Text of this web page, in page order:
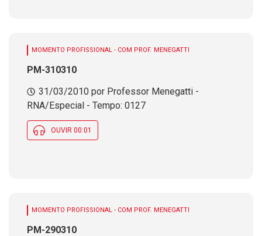
MOMENTO PROFISSIONAL - COM PROF. MENEGATTI
PM-310310
31/03/2010 por Professor Menegatti -
RNA/Especial - Tempo: 0127
OUVIR 00:01
MOMENTO PROFISSIONAL - COM PROF. MENEGATTI
PM-290310